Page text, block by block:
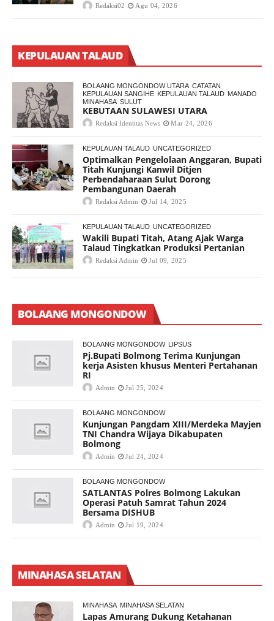
Redaksi02 Agu 04, 2026
KEPULAUAN TALAUD
BOLAANG MONGONDOW UTARA CATATAN
KEPULAUAN SANGIHE KEPULAUAN TALAUD MANADO
MINAHASA SULUT
KEBUTAAN SULAWESI UTARA
Redaksi Identitas News Mar 24, 2026
KEPULAUAN TALAUD UNCATEGORIZED
Optimalkan Pengelolaan Anggaran, Bupati
Titah Kunjungi Kanwil Ditjen
Perbendaharaan Sulut Dorong
Pembangunan Daerah
Redaksi Admin Jul 14, 2025
KEPULAUAN TALAUD UNCATEGORIZED
Wakili Bupati Titah, Atang Ajak Warga
Talaud Tingkatkan Produksi Pertanian
Redaksi Admin Jul 09, 2025
BOLAANG MONGONDOW
BOLAANG MONGONDOW LIPSUS
Pj.Bupati Bolmong Terima Kunjungan
kerja Asisten khusus Menteri Pertahanan
RI
Admin Jul 25, 2024
BOLAANG MONGONDOW
Kunjungan Pangdam XIII/Merdeka Mayjen
TNI Chandra Wijaya Dikabupaten
Bolmong
Admin Jul 24, 2024
BOLAANG MONGONDOW
SATLANTAS Polres Bolmong Lakukan
Operasi Patuh Samrat Tahun 2024
Bersama DISHUB
Admin Jul 19, 2024
MINAHASA SELATAN
MINAHASA MINAHASA SELATAN
Lapas Amurang Dukung Ketahanan